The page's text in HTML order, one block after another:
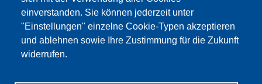
einverstanden. Sie können jederzeit unter
"Einstellungen" einzelne Cookie-Typen akzeptieren
und ablehnen sowie Ihre Zustimmung für die Zukunft
widerrufen.
Alle Cookies akzeptieren